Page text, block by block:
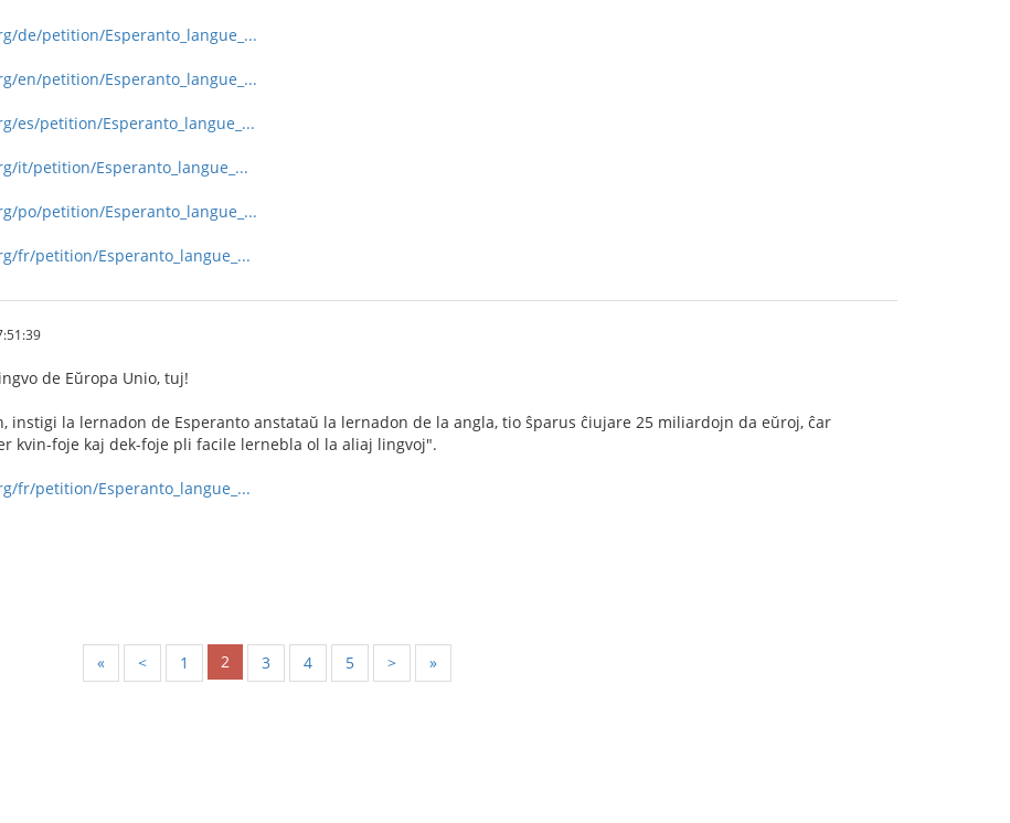
de/petition/Esperanto_langue_...
en/petition/Esperanto_langue_...
es/petition/Esperanto_langue_...
it/petition/Esperanto_langue_...
po/petition/Esperanto_langue_...
fr/petition/Esperanto_langue_...
de Eŭropa Unio, tuj!
instigi la lernadon de Esperanto anstataŭ la lernadon de la angla, tio ŝparus ĉiujare 25 miliardojn da eŭroj, ĉar
kvin-foje kaj dek-foje pli facile lernebla ol la aliaj lingvoj".
fr/petition/Esperanto_langue_...
« < 1 2 3 4 5 > »